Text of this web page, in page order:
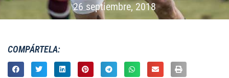
26 septiembre, 2018
COMPÁRTELA: